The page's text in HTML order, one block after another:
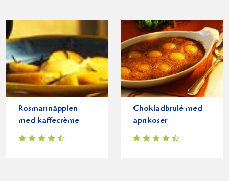
Rosmarinäpplen
med kaffecrème
Chokladbrulé med
aprikoser